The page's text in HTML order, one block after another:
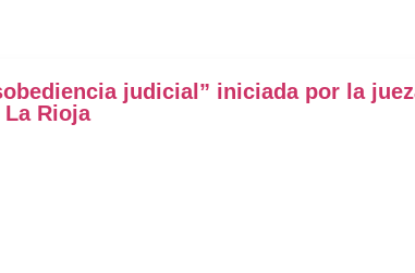
judicial” iniciada por la
Rioja